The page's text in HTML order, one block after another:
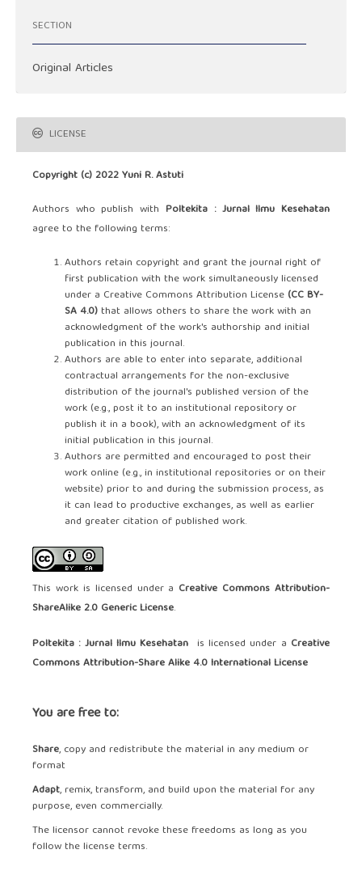
SECTION
Original Articles
LICENSE
Copyright (c) 2022 Yuni R. Astuti
Authors who publish with Poltekita : Jurnal Ilmu Kesehatan
agree to the following terms:
Authors retain copyright and grant the journal right of
first publication with the work simultaneously licensed
under a Creative Commons Attribution License (CC BY-
SA 4.0)that allows others to share the work with an
acknowledgment of the work's authorship and initial
publication in this journal.
Authors are able to enter into separate, additional
contractual arrangements for the non-exclusive
distribution of the journal's published version of the
work (e.g., post it to an institutional repository or
publish it in a book), with an acknowledgment of its
initial publication in this journal.
Authors are permitted and encouraged to post their
work online (e.g., in institutional repositories or on their
website) prior to and during the submission process, as
it can lead to productive exchanges, as well as earlier
and greater citation of published work.
This work is licensed under a Creative Commons Attribution-
ShareAlike 2.0 Generic License.
Poltekita : Jurnal Ilmu Kesehatan is licensed under a Creative
Commons Attribution-Share Alike 4.0 International License
You are free to:
Share, copy and redistribute the material in any medium or
format
Adapt, remix, transform, and build upon the material for any
purpose, even commercially.
The licensor cannot revoke these freedoms as long as you
follow the license terms.